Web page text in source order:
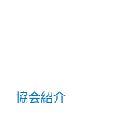
協会紹介